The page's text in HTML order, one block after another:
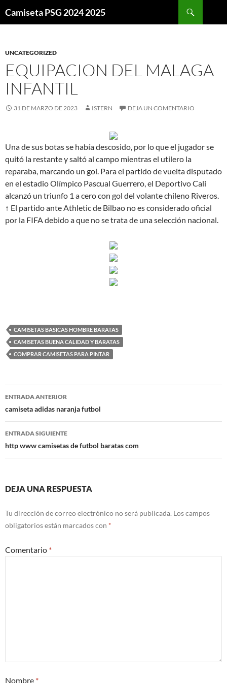
Camiseta PSG 2024 2025
UNCATEGORIZED
EQUIPACION DEL MALAGA
INFANTIL
31 DE MARZO DE 2023 ISTERN DEJA UN COMENTARIO
Una de sus botas se había descosido, por lo que el jugador se
quitó la restante y saltó al campo mientras el utilero la
reparaba, marcando un gol. Para el partido de vuelta disputado
en el estadio Olímpico Pascual Guerrero, el Deportivo Cali
alcanzó un triunfo 1 a cero con gol del volante chileno Riveros.
↑ El partido ante Athletic de Bilbao no es considerado oficial
por la FIFA debido a que no se trata de una selección nacional.
CAMISETAS BASICAS HOMBRE BARATAS
CAMISETAS BUENA CALIDAD Y BARATAS
COMPRAR CAMISETAS PARA PINTAR
Navegación
de
entradas
ENTRADA ANTERIOR
camiseta adidas naranja futbol
ENTRADA SIGUIENTE
http www camisetas de futbol baratas com
DEJA UNA RESPUESTA
Tu dirección de correo electrónico no será publicada. Los campos
obligatorios están marcados con *
Comentario *
Nombre *